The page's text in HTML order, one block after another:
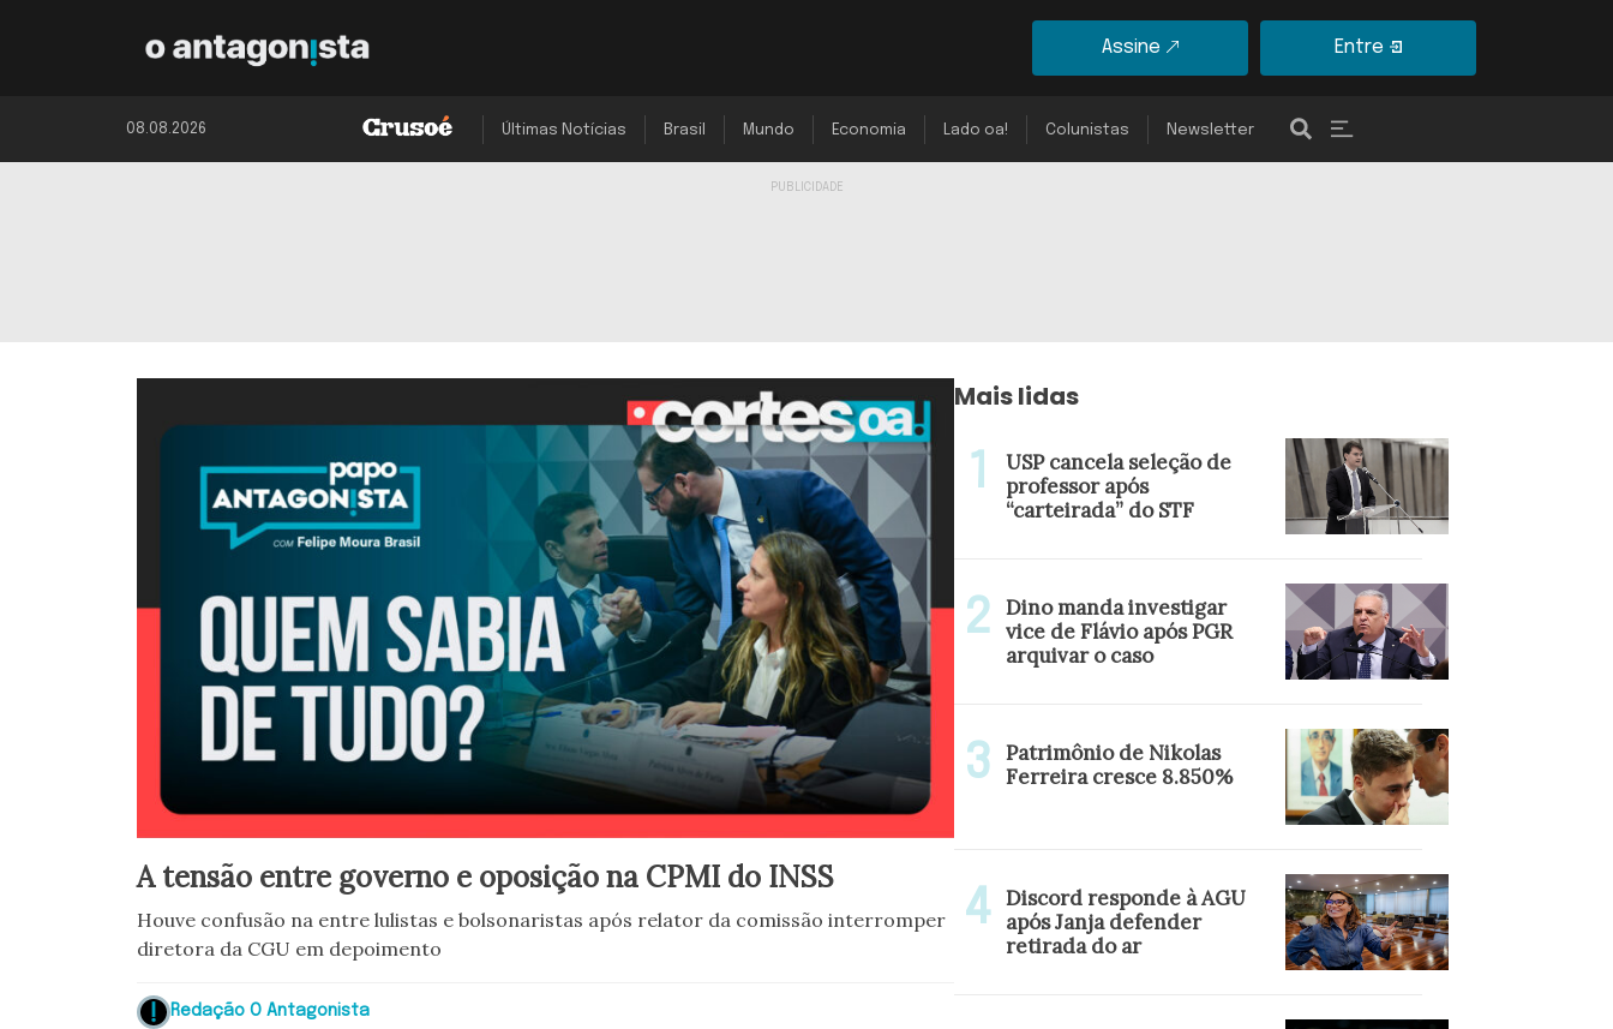
Assine Entre
08.08.2026 Últimas Notícias Brasil Mundo Economia Lado oa! Colunistas Newsletter
A tensão entre governo e oposição na CPMI do INSS
Houve confusão na entre lulistas e bolsonaristas após relator da comissão interromper
diretora da CGU em depoimento
Redação O Antagonista
Mais lidas
USP cancela seleção de
professor após
“carteirada” do STF
Dino manda investigar
vice de Flávio após PGR
arquivar o caso
Patrimônio de Nikolas
Ferreira cresce 8.850%
Discord responde à AGU
após Janja defender
retirada do ar